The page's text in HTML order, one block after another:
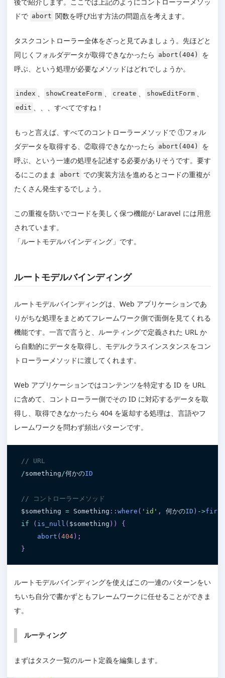
ドで abort 関数を呼び出す方法の問題点を考えます。
タスクコントローラー全体をざっと見てみましょう。先ほどと
同じくフォルダデータが取得できなかったら
abort(404)
を
呼ぶ、という処理が必要なメソッドはどれでしょうか。
index showCreateForm create showEditForm
edit 、、、すべてですね！
もっと言えば、すべてのコントローラーメソッドで ①フォル
ダデータを取得する、②取得できなかったら
abort(404)
を
呼ぶ、という一連の処理を記述する必要がありそうです。要す
るにこのまま
abort での実装方法を進めるとコードの重複が
たくさん発生するでしょう。
この重複を防いでコードを美しく保つ機能が Laravel には用意
されています。
「ルートモデルバインディング」です。
ルートモデルバインディング
ルートモデルバインディングは、Web アプリケーションであ
りがちな処理をまとめてフレームワーク側で面倒を見てくれる
機能です。一言で言うと、ルーティングで定義された URL か
ら自動的にデータを取得し、モデルクラスインスタンスをコン
トローラーメソッドに渡してくれます。
Web アプリケーションではコンテンツを特定する ID を URL
に含めて、コントローラー側でその ID に対応するデータを取
得し、取得できなかったら 404 を返却する処理は、言語やフ
レームワークを問わず頻出パターンです。
// URL
/something /何かのID
// コントローラーメソッド
$something = Something : : where ( 'id' , 何かのID ) ->first
if
( is_null ( $something ) )
{
abort ( 404 ) ;
}
ルートモデルバインディングを使えばこの一連のパターンをい
ちいち自分で書かずともフレームワークに任せることができま
す。
ルーティング
まずはタスク一覧のルート定義を編集します。